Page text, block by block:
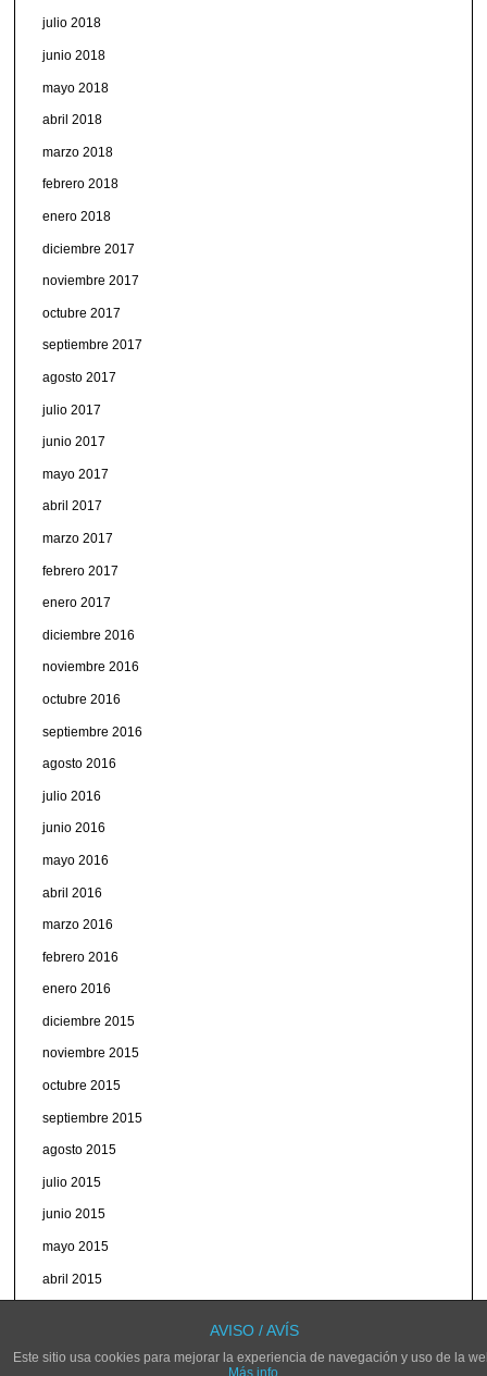
julio 2018
junio 2018
mayo 2018
abril 2018
marzo 2018
febrero 2018
enero 2018
diciembre 2017
noviembre 2017
octubre 2017
septiembre 2017
agosto 2017
julio 2017
junio 2017
mayo 2017
abril 2017
marzo 2017
febrero 2017
enero 2017
diciembre 2016
noviembre 2016
octubre 2016
septiembre 2016
agosto 2016
julio 2016
junio 2016
mayo 2016
abril 2016
marzo 2016
febrero 2016
enero 2016
diciembre 2015
noviembre 2015
octubre 2015
septiembre 2015
agosto 2015
julio 2015
junio 2015
mayo 2015
abril 2015
AVISO / AVÍS
Este sitio usa cookies para mejorar la experiencia de navegación y uso de la
Más info.